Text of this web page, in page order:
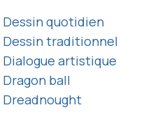
Dessin quotidien
Dessin traditionnel
Dialogue artistique
Dragon ball
Dreadnought